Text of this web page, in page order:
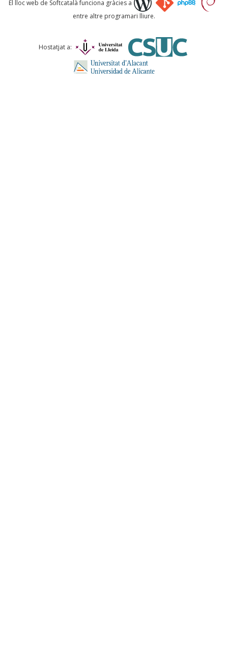
Comentari *
El lloc web de Softcatalà funciona gràcies a
entre altre programari lliure.
Hostatjat a: